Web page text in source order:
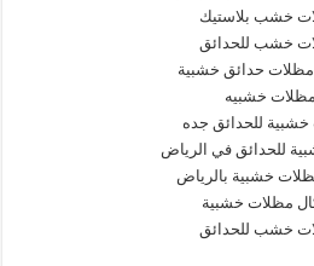
خشب بلاستيك
خشب للحدائق
حدائق خشبية
مظلات خشبيه
للحدائق جده
للحدائق في الرياض
خشبية بالرياض
مظلات خشبية
خشب للحدائق